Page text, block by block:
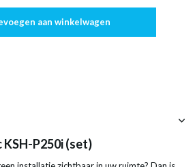
aan winkelwagen
P250i (set)